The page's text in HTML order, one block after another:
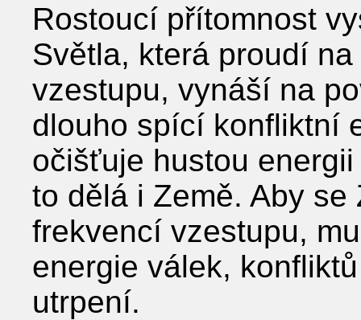
Rostoucí přítomnost
Světla, která proudí
vzestupu, vynáší na
dlouho spící konfliktní
očišťuje hustou
to dělá i Země. Aby
frekvencí vzestupu,
energie válek,
utrpení.